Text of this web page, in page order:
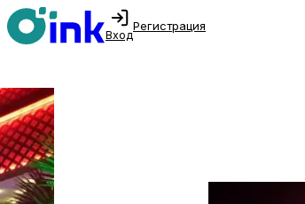
Вход
Регистрация